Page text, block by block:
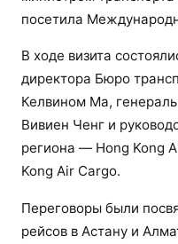
посетила
В ходе визита
директора Бюро
Келвином Ма,
Вивиен Ченг и
региона — Hong Kong
Kong Air Cargo.
Переговоры были
рейсов в Астану и